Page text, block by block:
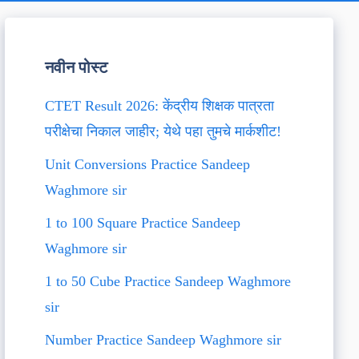
नवीन पोस्ट
CTET Result 2026: केंद्रीय शिक्षक पात्रता
परीक्षेचा निकाल जाहीर; येथे पहा तुमचे मार्कशीट!
Unit Conversions Practice Sandeep
Waghmore sir
1 to 100 Square Practice Sandeep
Waghmore sir
1 to 50 Cube Practice Sandeep Waghmore
sir
Number Practice Sandeep Waghmore sir